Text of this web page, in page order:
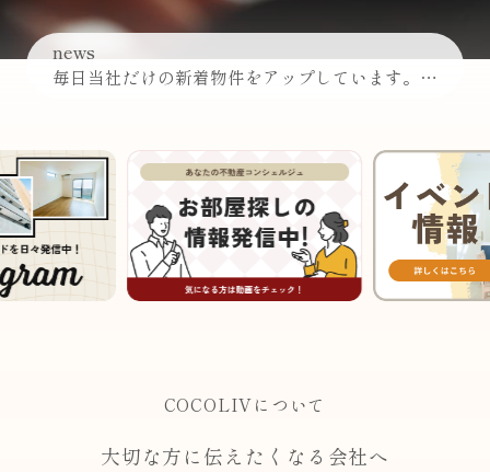
news
毎日当社だけの新着物件をアップしています。詳しい情報を知りたい方は、ぜひ当社までお問い合わせください。
COCOLIVについて
大切な方に伝えたくなる会社へ